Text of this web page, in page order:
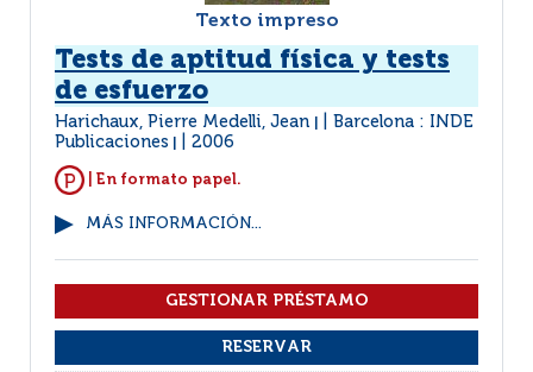
Texto impreso
Tests de aptitud física y tests
de esfuerzo
Harichaux, Pierre Medelli, Jean
Barcelona : INDE
Publicaciones
2006
| En formato papel.
MÁS INFORMACIÓN...